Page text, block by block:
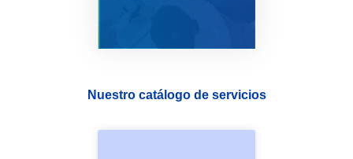
Nuestro catálogo de servicios